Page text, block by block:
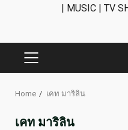
| MUSIC | TV
PRIMARY
Home เคท มาริลิน
เคท มาริลิน